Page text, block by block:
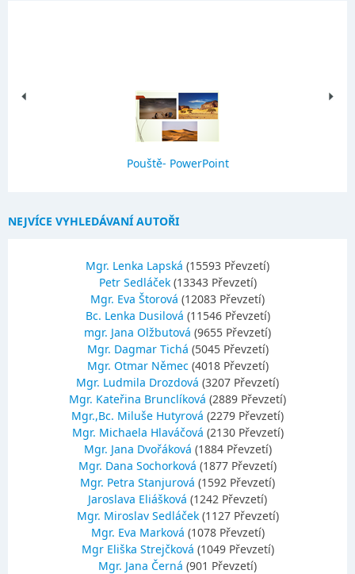
Pouště- PowerPoint
NEJVÍCE VYHLEDÁVANÍ AUTOŘI
Mgr. Lenka Lapská (15593 Převzetí)
Petr Sedláček (13343 Převzetí)
Mgr. Eva Štorová (12083 Převzetí)
Bc. Lenka Dusilová (11546 Převzetí)
mgr. Jana Olžbutová (9655 Převzetí)
Mgr. Dagmar Tichá (5045 Převzetí)
Mgr. Otmar Němec (4018 Převzetí)
Mgr. Ludmila Drozdová (3207 Převzetí)
Mgr. Kateřina Brunclíková (2889 Převzetí)
Mgr.,Bc. Miluše Hutyrová (2279 Převzetí)
Mgr. Michaela Hlaváčová (2130 Převzetí)
Mgr. Jana Dvořáková (1884 Převzetí)
Mgr. Dana Sochorková (1877 Převzetí)
Mgr. Petra Stanjurová (1592 Převzetí)
Jaroslava Eliášková (1242 Převzetí)
Mgr. Miroslav Sedláček (1127 Převzetí)
Mgr. Eva Marková (1078 Převzetí)
Mgr Eliška Strejčková (1049 Převzetí)
Mgr. Jana Černá (901 Převzetí)